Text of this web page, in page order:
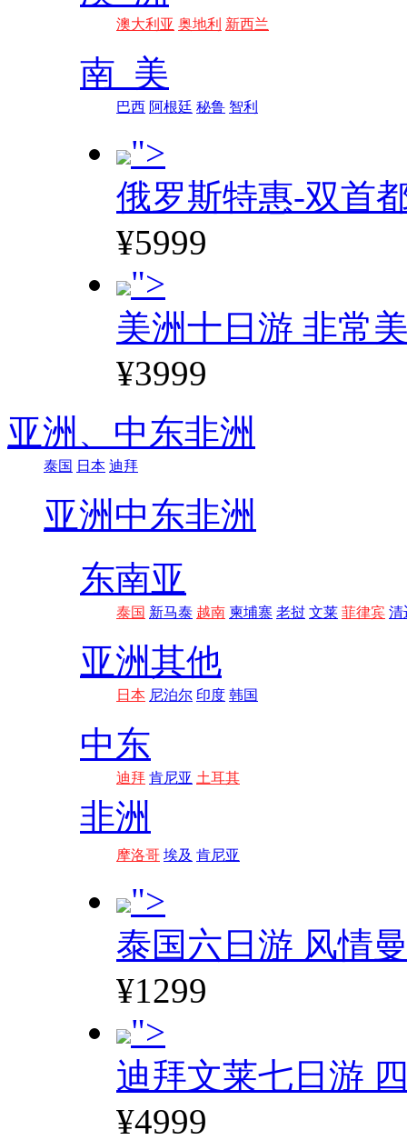
澳大利亚 奥地利 新西兰
南 美
巴西 阿根廷 秘鲁 智利
">
俄罗斯特惠-双首
¥5999
">
美洲十日游 非常
¥3999
亚洲、 中东非洲
泰国 日本 迪拜
亚洲 中东非洲
东南亚
泰国 新马泰 越南 柬埔寨 老挝 文莱 菲律宾 清
亚洲其他
日本 尼泊尔 印度 韩国
中东
迪拜 肯尼亚 土耳其
非洲
摩洛哥 埃及 肯尼亚
">
泰国六日游 风情
¥1299
">
迪拜文莱七日游
¥4999